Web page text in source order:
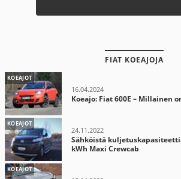
FIAT KOEAJOJA
KOEAJOT
16.04.2024
Koeajo: Fiat 600E – Millainen
KOEAJOT
24.11.2022
Sähköistä
kWh Maxi Crewcab
KOEAJOT